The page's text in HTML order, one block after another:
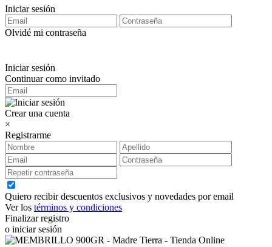
Iniciar sesión
Olvidé mi contraseña
Iniciar sesión
Continuar como invitado
Crear una cuenta
×
Registrarme
Quiero recibir descuentos exclusivos y novedades por email
Ver los términos y condiciones
Finalizar registro
o iniciar sesión